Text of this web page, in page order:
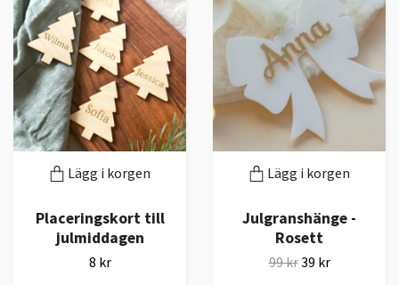
Lägg i korgen
Placeringskort till
julmiddagen
8 kr
Lägg i korgen
Julgranshänge -
Rosett
99 kr39 kr